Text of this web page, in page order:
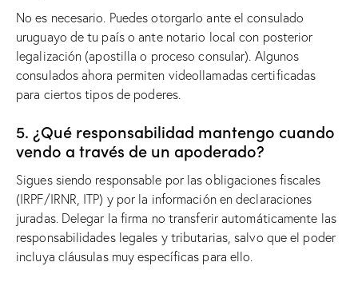
No es necesario. Puedes otorgarlo ante el consulado
uruguayo de tu país o ante notario local con posterior
legalización (apostilla o proceso consular). Algunos
consulados ahora permiten videollamadas certificadas
para ciertos tipos de poderes.
5. ¿Qué responsabilidad mantengo cuando
vendo a través de un apoderado?
Sigues siendo responsable por las obligaciones fiscales
(IRPF/IRNR, ITP) y por la información en declaraciones
juradas. Delegar la firma no transferir automáticamente las
responsabilidades legales y tributarias, salvo que el poder
incluya cláusulas muy específicas para ello.